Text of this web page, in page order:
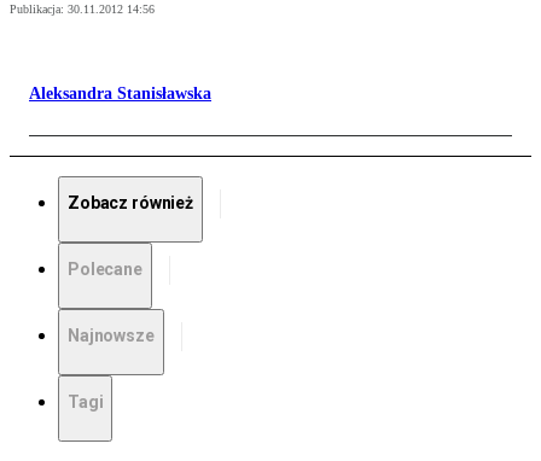
Publikacja: 30.11.2012 14:56
Aleksandra Stanisławska
Zobacz również
Polecane
Najnowsze
Tagi